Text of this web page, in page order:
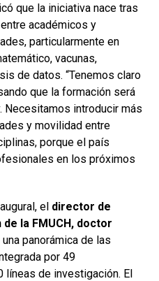
que la iniciativa nace tras
académicos y
particularmente en
vacunas,
de datos. “Tenemos claro
que la formación será
Necesitamos introducir más
y movilidad entre
porque el país
en los próximos
el director de
la FMUCH, doctor
panorámica de las
por 49
líneas de investigación. El